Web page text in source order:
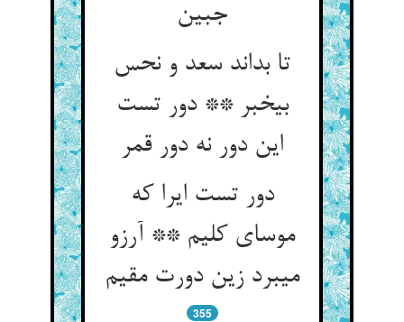
جبین‏
تا بداند سعد و نحس
بی‏خبر ** دور تست
این دور نه دور قمر
دور تست ایرا که
موسای کلیم ** آرزو
می‏برد زین دورت مقیم‏
355